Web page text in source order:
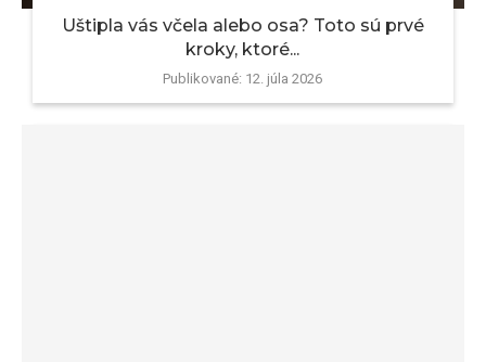
Uštipla vás včela alebo osa? Toto sú prvé
kroky, ktoré...
Publikované: 12. júla 2026